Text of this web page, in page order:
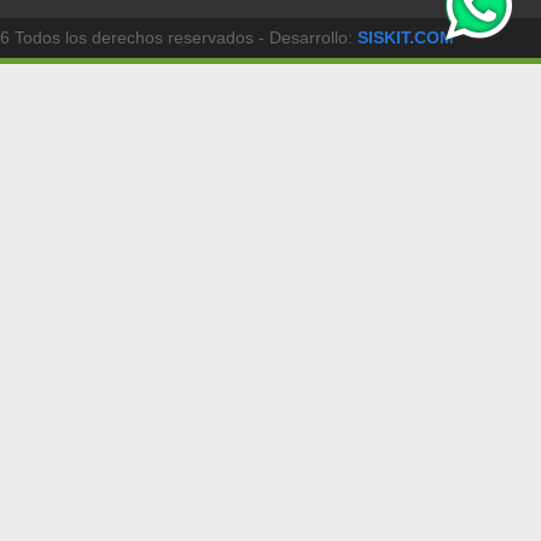
Todos los derechos reservados - Desarrollo: SISKIT.COM